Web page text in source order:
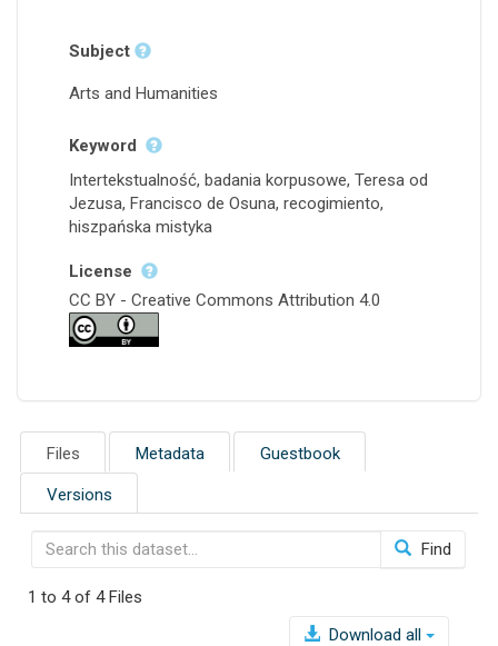
Subject
Arts and Humanities
Keyword
Intertekstualność, badania korpusowe, Teresa od
Jezusa, Francisco de Osuna, recogimiento,
hiszpańska mistyka
License
CC BY - Creative Commons Attribution 4.0
Files Metadata Guestbook
Versions
Find
1 to 4 of 4 Files
Download all